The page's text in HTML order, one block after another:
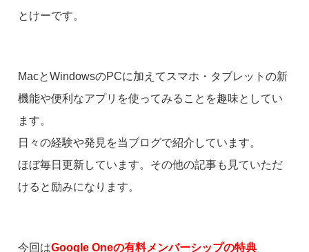
とけーです。
MacとWindowsのPCに加えてスマホ・タブレットの新
機能や便利なアプリを使ってみることを趣味としてい
ます。
日々の経験や発見を当ブログで紹介しています。
ほぼ毎日更新しています。その他の記事も見ていただ
けると励みになります。
今回はGoogle Oneの有料メンバーシップの特典